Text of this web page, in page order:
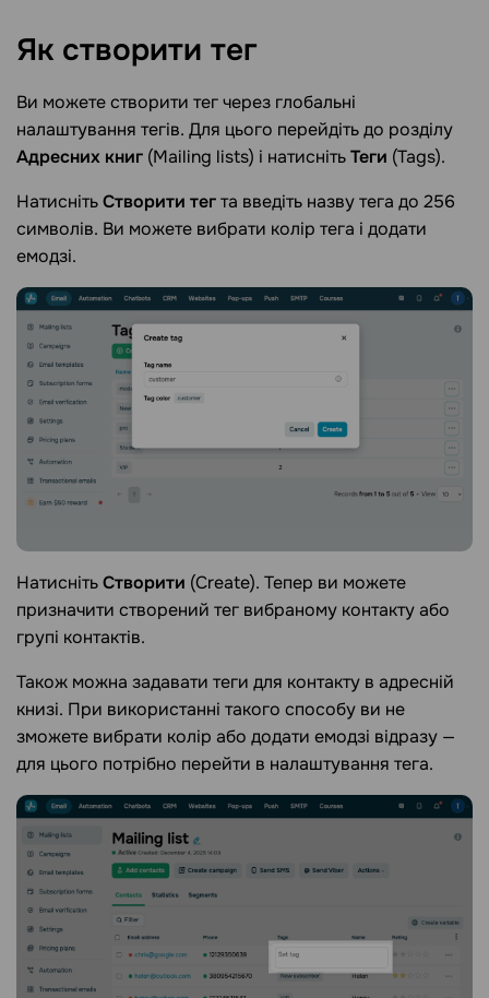
Як створити тег
Ви можете створити тег через глобальні
налаштування тегів. Для цього перейдіть до розділу
Адресних книг (Mailing lists) і натиснітьТеги (Tags).
НатиснітьСтворити тегта введіть назву тега до 256
символів. Ви можете вибрати колір тега і додати
емодзі.
НатиснітьСтворити (Create). Тепер ви можете
призначити створений тег вибраному контакту або
групі контактів.
Також можна задавати теги для контакту в адресній
книзі. При використанні такого способу ви не
зможете вибрати колір або додати емодзі відразу —
для цього потрібно перейти в налаштування тега.